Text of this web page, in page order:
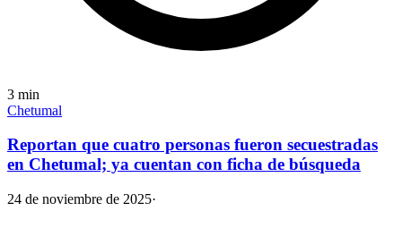
3 min
Chetumal
Reportan que cuatro personas fueron secuestradas
en Chetumal; ya cuentan con ficha de búsqueda
24 de noviembre de 2025·